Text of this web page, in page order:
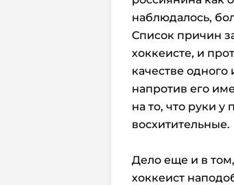
наблюдалось,
Список причин
хоккеисте, и
качестве одного
напротив его
на то, что руки у
восхитительные.
Дело еще и в
хоккеист